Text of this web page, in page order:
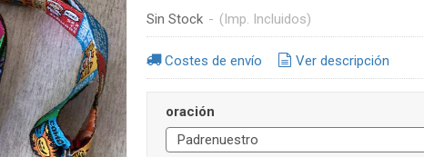
Sin Stock - (Imp. Incluidos)
Costes de envío Ver descripción
oración